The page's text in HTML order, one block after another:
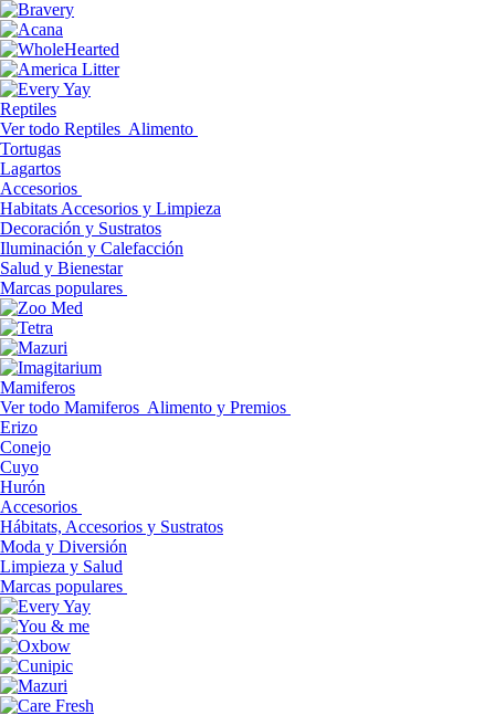
Reptiles
Ver todo Reptiles Alimento
Tortugas
Lagartos
Accesorios
Habitats Accesorios y Limpieza
Decoración y Sustratos
Iluminación y Calefacción
Salud y Bienestar
Marcas populares
Mamiferos
Ver todo Mamiferos Alimento y Premios
Erizo
Conejo
Cuyo
Hurón
Accesorios
Hábitats, Accesorios y Sustratos
Moda y Diversión
Limpieza y Salud
Marcas populares